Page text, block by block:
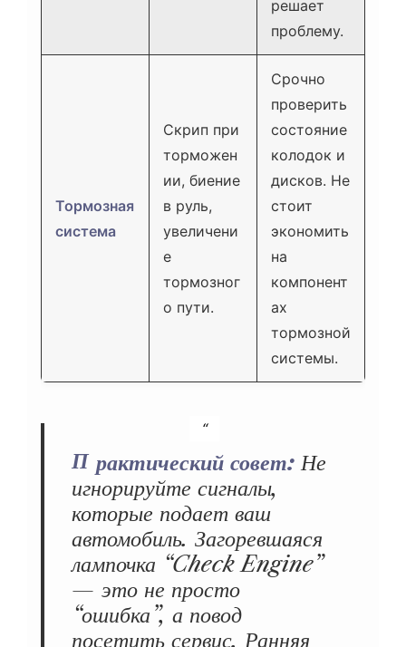
решает
проблему.
Тормозная
система
Скрип при
торможен
ии, биение
в руль,
увеличени
е
тормозног
о пути.
Срочно
проверить
состояние
колодок и
дисков. Не
стоит
экономить
на
компонент
ах
тормозной
системы.
Практический совет: Не
игнорируйте сигналы,
которые подает ваш
автомобиль. Загоревшаяся
лампочка “Check Engine”
— это не просто
“ошибка”, а повод
посетить сервис. Ранняя